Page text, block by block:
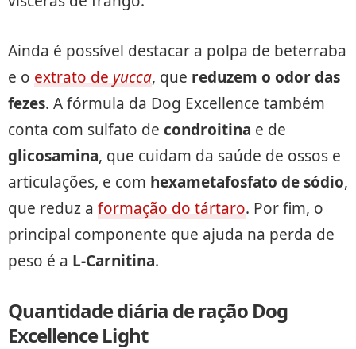
Ainda é possível destacar a polpa de beterraba
e o extrato de yucca, que reduzem o odor das
fezes. A fórmula da Dog Excellence também
conta com sulfato de condroitina e de
glicosamina, que cuidam da saúde de ossos e
articulações, e com hexametafosfato de sódio,
que reduz a formação do tártaro. Por fim, o
principal componente que ajuda na perda de
peso é a L-Carnitina.
Quantidade diária de ração Dog
Excellence Light